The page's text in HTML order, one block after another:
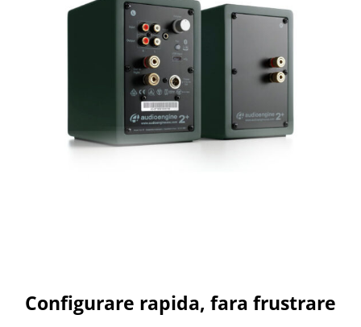
Configurare rapida, fara frustrare